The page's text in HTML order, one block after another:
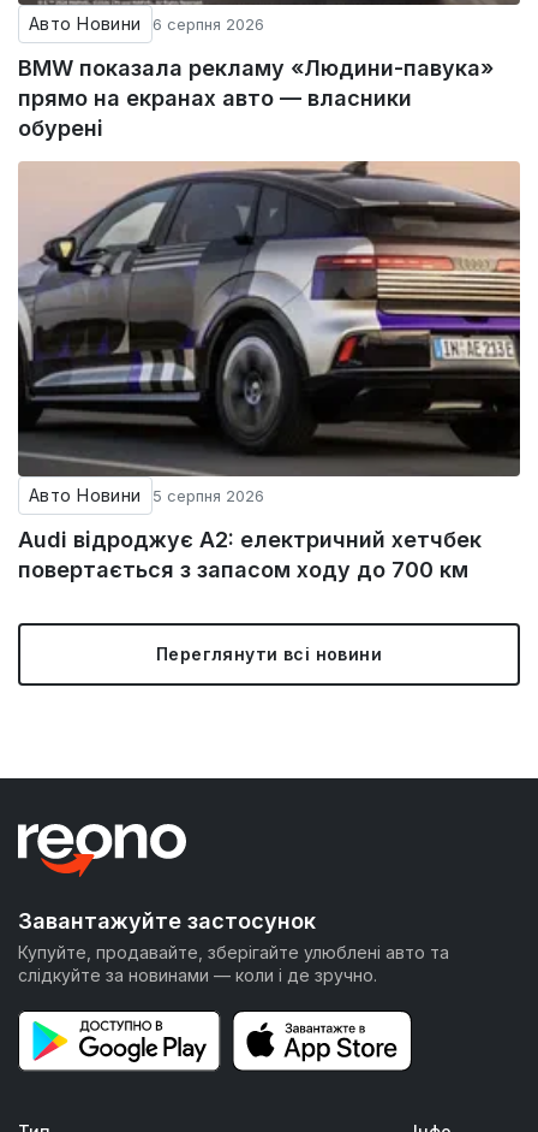
Авто Новини 6 серпня 2026
BMW показала рекламу «Людини-павука»
прямо на екранах авто — власники
обурені
Авто Новини 5 серпня 2026
Audi відроджує A2: електричний хетчбек
повертається з запасом ходу до 700 км
Переглянути всі новини
Завантажуйте застосунок
Купуйте, продавайте, зберігайте улюблені авто та
слідкуйте за новинами — коли і де зручно.